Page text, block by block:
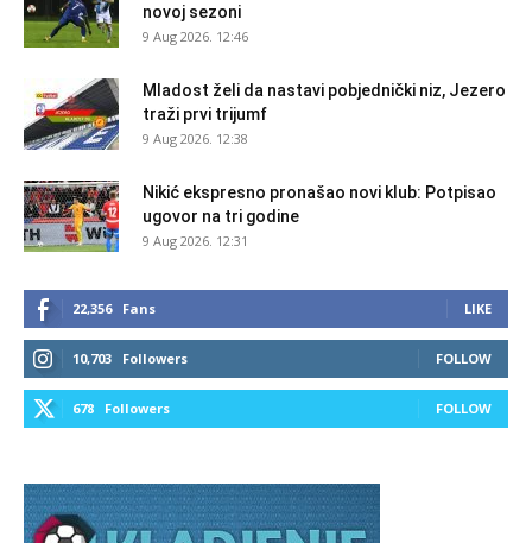
novoj sezoni
9 Aug 2026. 12:46
Mladost želi da nastavi pobjednički niz, Jezero
traži prvi trijumf
9 Aug 2026. 12:38
Nikić ekspresno pronašao novi klub: Potpisao
ugovor na tri godine
9 Aug 2026. 12:31
22,356 Fans LIKE
10,703 Followers FOLLOW
678 Followers FOLLOW